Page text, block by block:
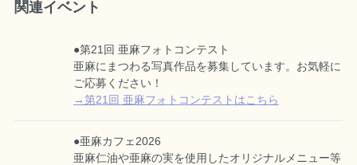
関連イベント
●第21回 亜麻フォトコンテスト
亜麻にまつわる写真作品を募集しています。お気軽に
ご応募ください！
→第21回 亜麻フォトコンテストはこちら
●亜麻カフェ2026
亜麻仁油や亜麻の実を使用したオリジナルメニュー等